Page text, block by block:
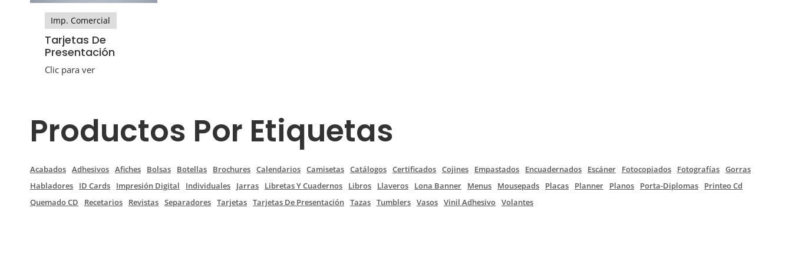
Imp. Comercial
Tarjetas De
Presentación
Clic para ver
Productos Por Etiquetas
Acabados Adhesivos Afiches Bolsas Botellas Brochures Calendarios Camisetas Catálogos Certificados Cojines Empastados Encuadernados Escáner Fotocopiados Fotografías Gorras
Habladores
ID Cards Impresión Digital Individuales Jarras Libretas Y Cuadernos Libros Llaveros Lona Banner Menus Mousepads Placas Planner Planos Porta-Diplomas
Printeo Cd
Quemado CD
Recetarios Revistas Separadores Tarjetas Tarjetas De Presentación Tazas Tumblers Vasos Vinil Adhesivo Volantes